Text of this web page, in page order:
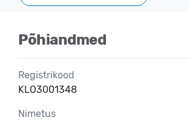
Põhiandmed
Registrikood
KLO3001348
Nimetus